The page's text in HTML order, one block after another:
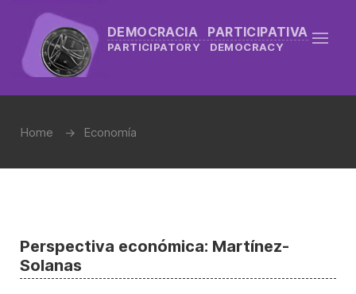
DEMOCRACIA PARTICIPATIVA
PARTICIPATORY DEMOCRACY
Home Economía
Perspectiva económica: Martínez-
Solanas